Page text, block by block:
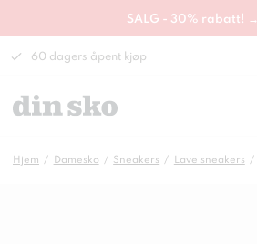
SALG - 30% rabatt! →
60 dagers åpent kjøp
Hjem Damesko Sneakers Lave sneakers